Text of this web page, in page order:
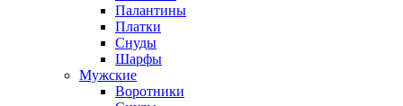
Палантины
Платки
Снуды
Шарфы
Мужские
Воротники